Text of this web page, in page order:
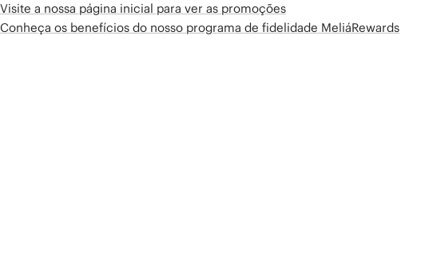
Visite a nossa página inicial para ver as promoções
Conheça os benefícios do nosso programa de fidelidade MeliáRewards